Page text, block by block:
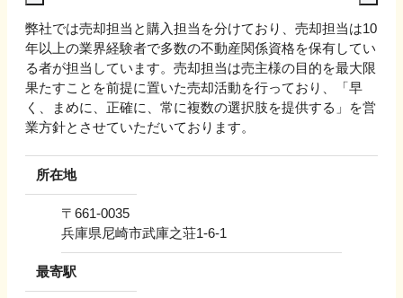
弊社では売却担当と購入担当を分けており、売却担当は10
年以上の業界経験者で多数の不動産関係資格を保有してい
る者が担当しています。売却担当は売主様の目的を最大限
果たすことを前提に置いた売却活動を行っており、「早
く、まめに、正確に、常に複数の選択肢を提供する」を営
業方針とさせていただいております。
所在地
〒 661-0035
兵庫県尼崎市武庫之荘1-6-1
最寄駅